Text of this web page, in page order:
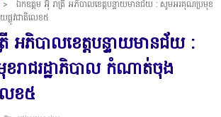
>
ឯកឧត្តម អ៊ុំ រាត្រី អភិបាលខេត្តបន្ទាយមានជ័យ : សូមអរគុណប្រមុខ
ផ្លូវជាតិលេខ៥
អភិបាលខេត្តបន្ទាយមានជ័យ :
ាជរដ្ឋាភិបាល កំណាត់ចុង
េខ៥